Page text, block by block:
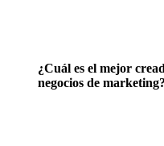
¿Cuál es el mejor
negocios de marketing?